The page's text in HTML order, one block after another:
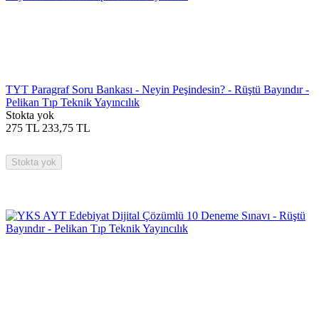
TYT Paragraf Soru Bankası - Neyin Peşindesin? - Rüştü Bayındır -
Pelikan Tıp Teknik Yayıncılık
Stokta yok
275 TL 233,75 TL
Stokta yok